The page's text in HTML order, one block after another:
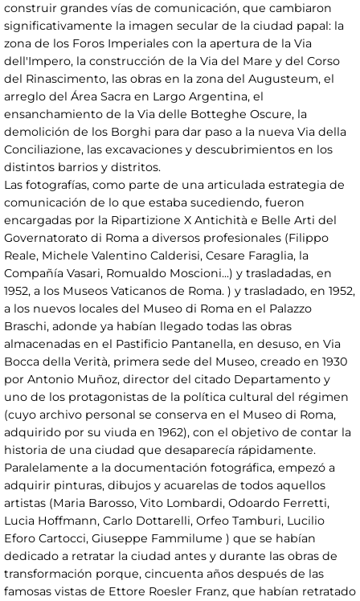
construir grandes vías de comunicación, que cambiaron
significativamente la imagen secular de la ciudad papal: la
zona de los Foros Imperiales con la apertura de la Via
dell'Impero, la construcción de la Via del Mare y del Corso
del Rinascimento, las obras en la zona del Augusteum, el
arreglo del Área Sacra en Largo Argentina, el
ensanchamiento de la Via delle Botteghe Oscure, la
demolición de los Borghi para dar paso a la nueva Via della
Conciliazione, las excavaciones y descubrimientos en los
distintos barrios y distritos.
Las fotografías, como parte de una articulada estrategia de
comunicación de lo que estaba sucediendo, fueron
encargadas por la Ripartizione X Antichità e Belle Arti del
Governatorato di Roma a diversos profesionales (Filippo
Reale, Michele Valentino Calderisi, Cesare Faraglia, la
Compañía Vasari, Romualdo Moscioni...) y trasladadas, en
1952, a los Museos Vaticanos de Roma. ) y trasladado, en 1952,
a los nuevos locales del Museo di Roma en el Palazzo
Braschi, adonde ya habían llegado todas las obras
almacenadas en el Pastificio Pantanella, en desuso, en Via
Bocca della Verità, primera sede del Museo, creado en 1930
por Antonio Muñoz, director del citado Departamento y
uno de los protagonistas de la política cultural del régimen
(cuyo archivo personal se conserva en el Museo di Roma,
adquirido por su viuda en 1962), con el objetivo de contar la
historia de una ciudad que desaparecía rápidamente.
Paralelamente a la documentación fotográfica, empezó a
adquirir pinturas, dibujos y acuarelas de todos aquellos
artistas (Maria Barosso, Vito Lombardi, Odoardo Ferretti,
Lucia Hoffmann, Carlo Dottarelli, Orfeo Tamburi, Lucilio
Eforo Cartocci, Giuseppe Fammilume ) que se habían
dedicado a retratar la ciudad antes y durante las obras de
transformación porque, cincuenta años después de las
famosas vistas de Ettore Roesler Franz, que habían retratado